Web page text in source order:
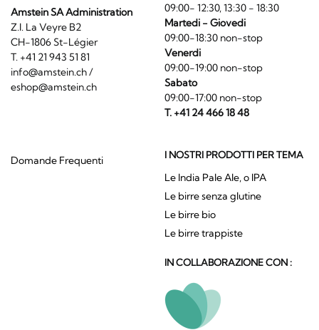
Amstein SA Administration
Z.I. La Veyre B2
CH-1806 St-Légier
T. +41 21 943 51 81
info@amstein.ch/
eshop@amstein.ch
09:00- 12:30, 13:30 - 18:30
Martedi - Giovedi
09:00-18:30 non-stop
Venerdi
09:00-19:00 non-stop
Sabato
09:00-17:00 non-stop
T. +41 24 466 18 48
Domande Frequenti I NOSTRI PRODOTTI PER TEMA
Le India Pale Ale, o IPA
Le birre senza glutine
Le birre bio
Le birre trappiste
IN COLLABORAZIONE CON :